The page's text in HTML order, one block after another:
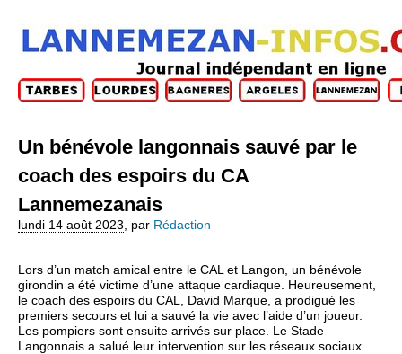
Un bénévole langonnais sauvé par le
coach des espoirs du CA
Lannemezanais
lundi 14 août 2023 par Rédaction
Lors d’un match amical entre le CAL et Langon, un bénévole
girondin a été victime d’une attaque cardiaque. Heureusement,
le coach des espoirs du CAL, David Marque, a prodigué les
premiers secours et lui a sauvé la vie avec l’aide d’un joueur.
Les pompiers sont ensuite arrivés sur place. Le Stade
Langonnais a salué leur intervention sur les réseaux sociaux.